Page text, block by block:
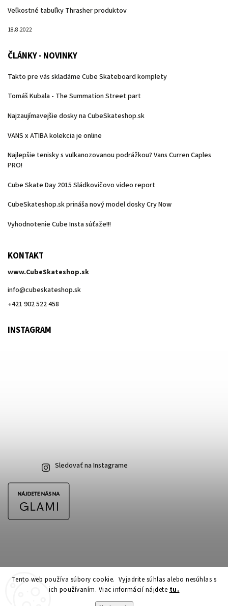
Tento web používa súbory cookie. Vyjadrite súhlas alebo nesúhlas s
ich používaním. Viac informácií nájdete tu.
Veľkostné tabuľky Thrasher produktov
18.8.2022
ČLÁNKY - NOVINKY
Takto pre vás skladáme Cube Skateboard komplety
Tomáš Kubala - The Summation Street part
Najzaujímavejšie dosky na CubeSkateshop.sk
VANS x ATIBA kolekcia je online
Najlepšie tenisky s vulkanozovanou podrážkou? Vans Curren Caples
PRO!
Cube Skate Day 2015 Sládkovičovo video report
CubeSkateshop.sk prináša nový model dosky Cry Now
Vyhodnotenie Cube Insta súťaže!!!
KONTAKT
www.CubeSkateshop.sk
info@cubeskateshop.sk
+421 902 522 458
INSTAGRAM
Sledovať na Instagrame
Copyright 2026CubeSkateshop.sk. Všetky práva vyhradené.
Upraviť nastavenie cookies